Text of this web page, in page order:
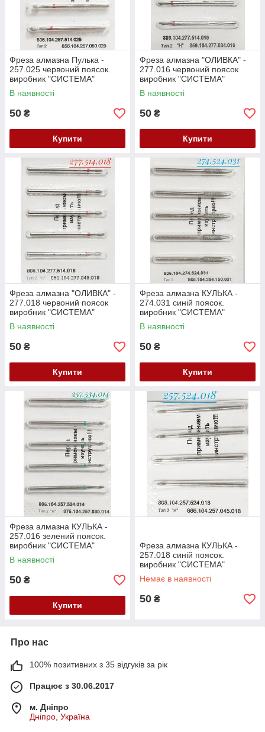
Фреза алмазна Пулька -
257.025 червоний поясок.
виробник "СИСТЕМА"
Білорусь (104.257.514.025)
Залишок
В наявності
50 ₴
Купити
Фреза алмазна "ОЛИВКА" -
277.016 червоний поясок
виробник "СИСТЕМА"
Білорусь (104.277.514.016)
Залишок
В наявності
50 ₴
Купити
Фреза алмазна "ОЛИВКА" -
277.018 червоний поясок
виробник "СИСТЕМА"
Білорусь (104.277.514.018)
Залишок
В наявності
50 ₴
Купити
Фреза алмазна КУЛЬКА -
274.031 синій поясок.
виробник "СИСТЕМА"
Білорусь (104.274.524.031)
Залишок
В наявності
50 ₴
Купити
Фреза алмазна КУЛЬКА -
257.016 зелений поясок.
виробник "СИСТЕМА"
Білорусь (104.257.534.014)
Залишок
В наявності
50 ₴
Купити
Фреза алмазна КУЛЬКА -
257.018 синій поясок.
виробник "СИСТЕМА"
Білорусь (104.257.524.018)
Залишок
Немає в наявності
50 ₴
Про нас
100% позитивних з 35 відгуків за рік
Працює з 30.06.2017
м. Дніпро
Дніпро, Україна